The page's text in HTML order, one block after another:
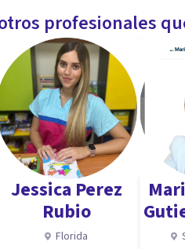
cuidado y profesional,
a transformar aquello que
terapéutico no siempre
por un momento difícil, o
Me puedes escribir por
profesionales
Jessica Perez
Rubio
Florida